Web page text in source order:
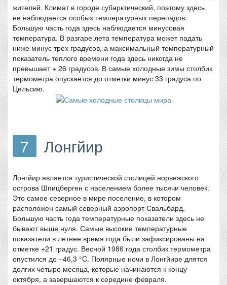
жителей. Климат в городе субарктический, поэтому здесь
не наблюдается особых температурных перепадов.
Большую часть года здесь наблюдается минусовая
температура. В разгаре лета температура может падать
ниже минус трех градусов, а максимальный температурный
показатель теплого времени года здесь никогда не
превышает + 26 градусов. В самые холодные зимы столбик
термометра опускается до отметки минус 33 градуса по
Цельсию.
7 Лонгйир
Лонгйир является туристической столицей норвежского
острова Шпицберген с населением более тысячи человек.
Это самое северное в мире поселение, в котором
расположен самый северный аэропорт Свальбард.
Большую часть года температурные показатели здесь не
бывают выше нуля. Самые высокие температурные
показатели в летнее время года были зафиксированы на
отметке +21 градус. Весной 1986 года столбик термометра
опустился до −46,3 °C. Полярные ночи в Лонгйире длятся
долгих четыре месяца, которые начинаются к концу
октября, а завершаются к середине февраля.